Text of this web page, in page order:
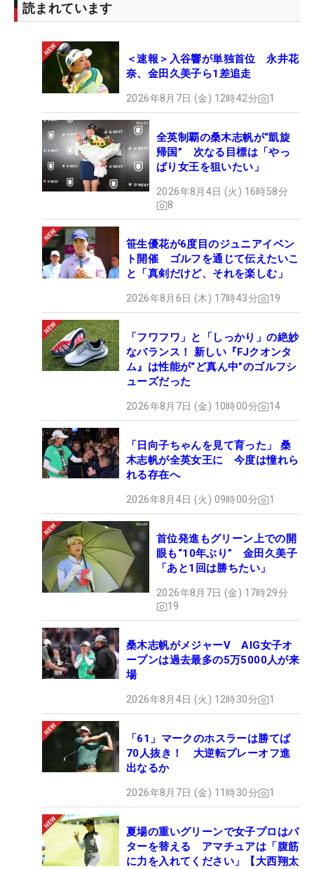
読まれています
＜速報＞入谷響が単独首位 永井花
奈、金田久美子ら1差追走
2026年8月7日 (金) 12時42分 1
全英制覇の桑木志帆が“凱旋
帰国” 次なる目標は「やっ
ぱり女王を狙いたい」
2026年8月4日 (火) 16時58分
8
笹生優花が6度目のジュニアイベン
ト開催 ゴルフを通じて伝えたいこ
と「真剣だけど、それを楽しむ」
2026年8月6日 (木) 17時43分 19
「フワフワ」と「しっかり」の絶妙
なバランス！ 新しい『FJクオンタ
ム』は性能が“ど真ん中”のゴルフシ
ューズだった
2026年8月7日 (金) 10時00分 14
「日向子ちゃんを見て育った」 桑
木志帆が全英女王に 今度は憧れら
れる存在へ
2026年8月4日 (火) 09時00分 1
首位発進もグリーン上での開
眼も“10年ぶり” 金田久美子
「あと1回は勝ちたい」
2026年8月7日 (金) 17時29分
19
桑木志帆がメジャーV AIG女子オ
ープンは過去最多の5万5000人が来
場
2026年8月4日 (火) 12時30分 1
「61」マークのホスラーは勝てば
70人抜き！ 大逆転プレーオフ進
出なるか
2026年8月7日 (金) 11時30分 1
夏場の重いグリーンで女子プロはパ
ターを替える アマチュアは「腹筋
に力を入れてください」【大西翔太